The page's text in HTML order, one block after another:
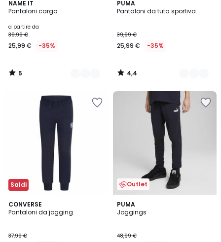
NAME IT
Pantaloni cargo
a partire da
39,99 €
25,99 € -35%
5
/
2
Colori
5
/
PUMA
Pantaloni da tuta sportiva
39,99 €
25,99 € -35%
4,4
/ 5
2
Colori
4,4
/
Saldi
CONVERSE
Pantaloni da jogging
37,99 €
Outlet
PUMA
Joggings
48,99 €